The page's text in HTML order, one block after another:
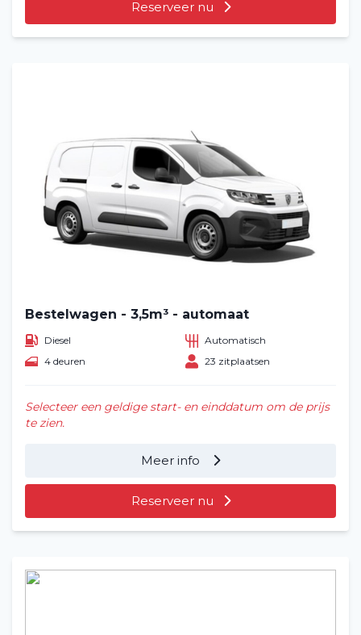
Reserveer nu
Bestelwagen - 3,5m³ - automaat
Diesel
Automatisch
4 deuren
23 zitplaatsen
Selecteer een geldige start- en einddatum om de prijs
te zien.
Meer info
Reserveer nu